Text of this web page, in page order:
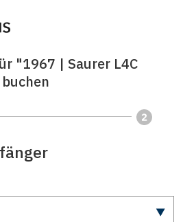
"1967 | Saurer L4C